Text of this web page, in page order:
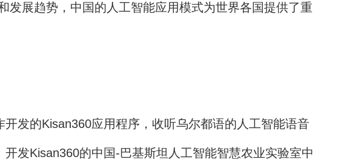
发展趋势，中国的人工智能应用模式为世界各国提供了重
的Kisan360应用程序，收听乌尔都语的人工智能语音
发Kisan360的中国-巴基斯坦人工智能智慧农业实验室中